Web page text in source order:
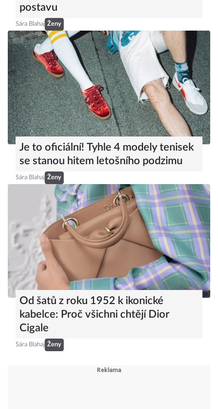
postavu
Sára Blahaj Ženy
Je to oficiální! Tyhle 4 modely tenisek
se stanou hitem letošního podzimu
Sára Blahaj Ženy
Od šatů z roku 1952 k ikonické
kabelce: Proč všichni chtějí Dior
Cigale
Sára Blahaj Ženy